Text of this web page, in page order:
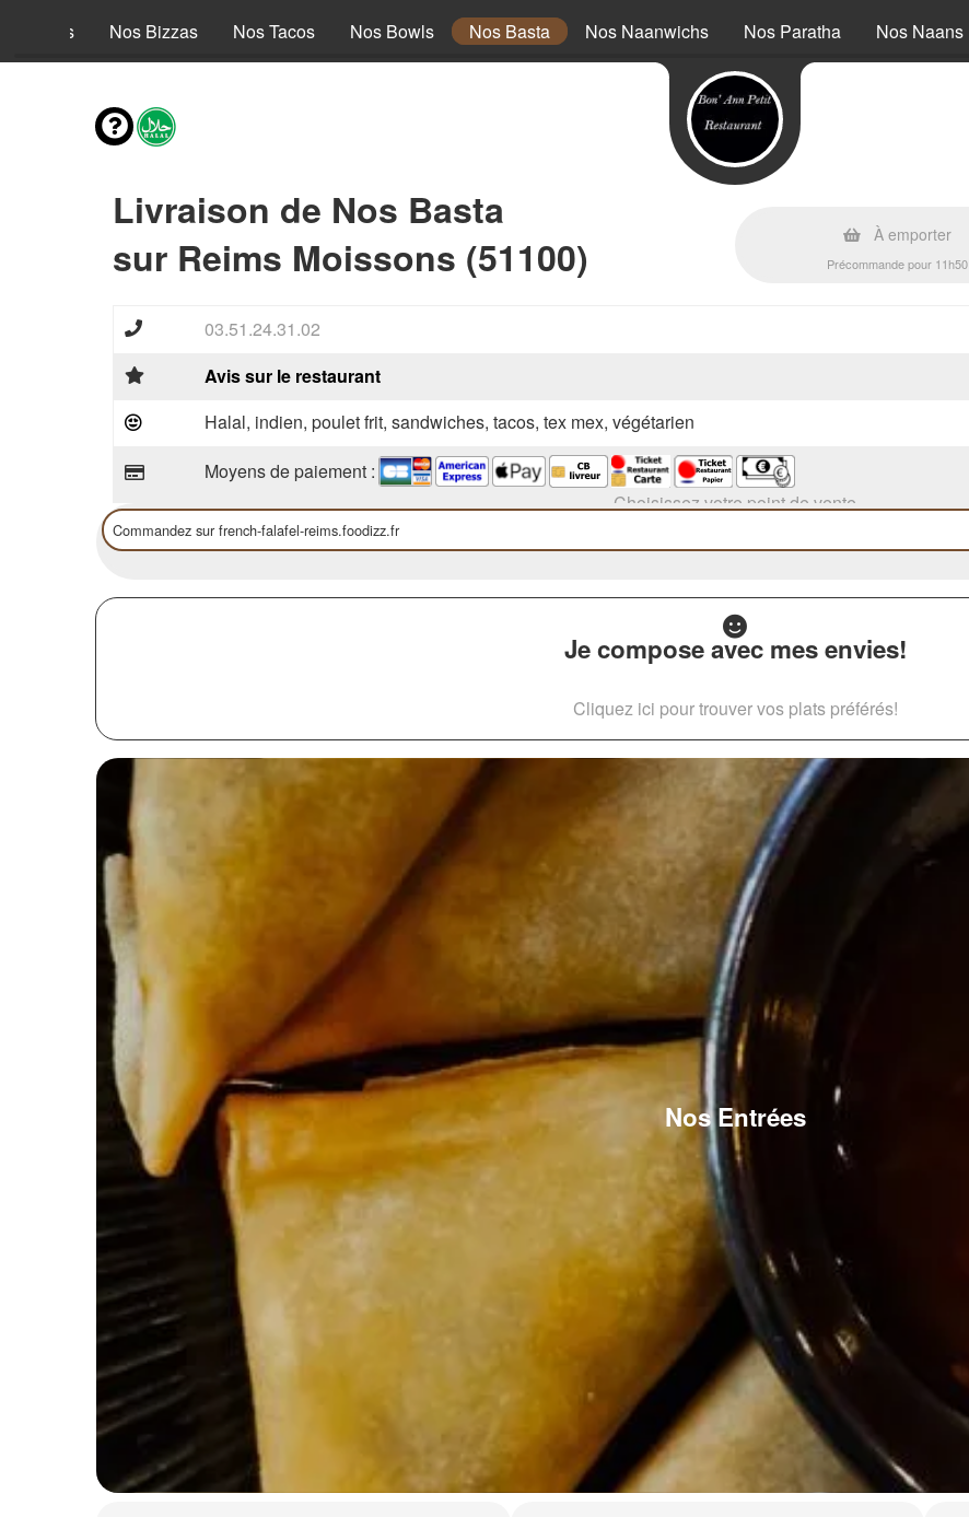
Entrées Nos Bizzas Nos Tacos Nos Bowls Nos Basta Nos Naanwichs Nos Paratha Nos Naans
Livraison de Nos Basta
sur Reims Moissons (51100)
À emporter
Précommande pour 11h50
03.51.24.31.02
Avis sur le restaurant
Halal, indien, poulet frit, sandwiches, tacos, tex mex, végétarien
Moyens de paiement :
Choisissez votre point de vente
Je compose avec mes envies!
Cliquez ici pour trouver vos plats préférés!
Nos Entrées